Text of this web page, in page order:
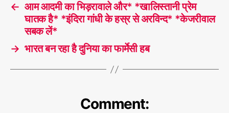
← आम आदमी का भिड़रावाले और* *खालिस्तानी प्रेम
घातक है* *इंदिरा गांधी के हस्र से अरविन्द* *केजरीवाल
सबक लें*
→ भारत बन रहा है दुनिया का फार्मेसी हब
Comment: